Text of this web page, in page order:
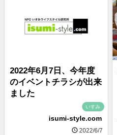
2022年6月7日、今年度
のイベントチラシが出来
ました
いすみ
isumi-style.com
2022/6/7